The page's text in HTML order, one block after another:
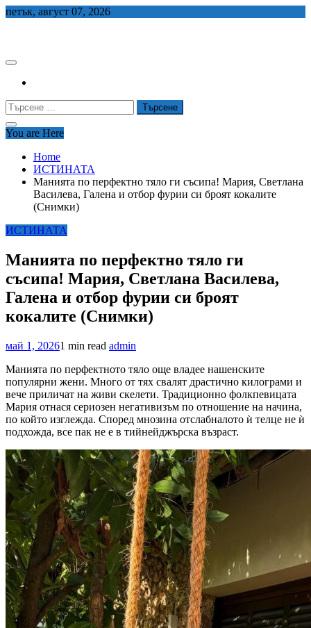
Skip
петък, август 07, 2026
Търсене
за:
You are Here
Home
ИСТИНАТА
Манията по перфектно тяло ги съсипа! Мария, Светлана
Василева, Галена и отбор фурии си броят кокалите
(Снимки)
ИСТИНАТА
Манията по перфектно тяло ги
съсипа! Мария, Светлана Василева,
Галена и отбор фурии си броят
кокалите (Снимки)
май 1, 20261 min read admin
Манията по перфектното тяло още владее нашенските
популярни жени. Много от тях свалят драстично килограми и
вече приличат на живи скелети. Традиционно фолкпевицата
Мария отнася сериозен негативизъм по отношение на начина,
по който изглежда. Според мнозина отслабналото ѝ телце не ѝ
подхожда, все пак не е в тийнейджърска възраст.